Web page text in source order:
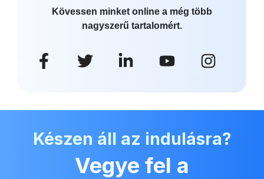
Kövessen minket online a még több
nagyszerű tartalomért.
Készen áll az indulásra?
Vegye fel a